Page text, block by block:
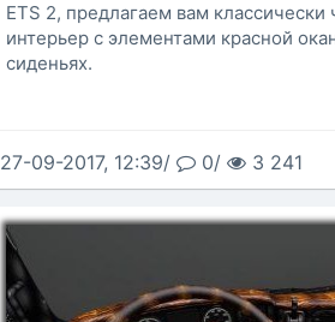
ETS 2, предлагаем вам классически
интерьер с элементами красной
сиденьях.
27-09-2017, 12:39/ 0/ 3 241